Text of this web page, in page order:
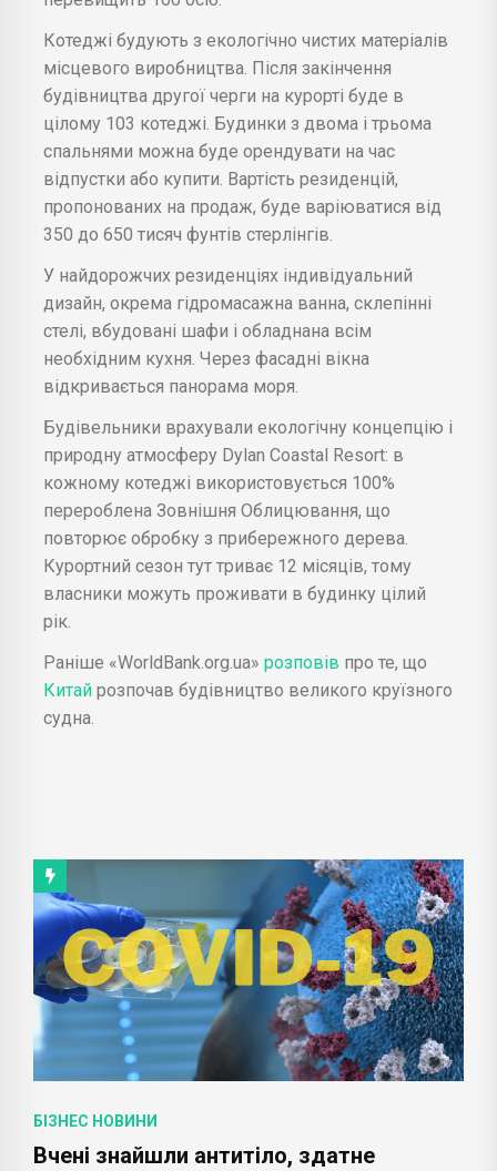
Котеджі будують з екологічно чистих матеріалів
місцевого виробництва. Після закінчення
будівництва другої черги на курорті буде в
цілому 103 котеджі. Будинки з двома і трьома
спальнями можна буде орендувати на час
відпустки або купити. Вартість резиденцій,
пропонованих на продаж, буде варіюватися від
350 до 650 тисяч фунтів стерлінгів.
У найдорожчих резиденціях індивідуальний
дизайн, окрема гідромасажна ванна, склепінні
стелі, вбудовані шафи і обладнана всім
необхідним кухня. Через фасадні вікна
відкривається панорама моря.
Будівельники врахували екологічну концепцію і
природну атмосферу Dylan Coastal Resort: в
кожному котеджі використовується 100%
перероблена Зовнішня Облицювання, що
повторює обробку з прибережного дерева.
Курортний сезон тут триває 12 місяців, тому
власники можуть проживати в будинку цілий
рік.
Раніше «WorldBank.org.ua» розповів про те, що
Китай розпочав будівництво великого круїзного
судна.
БІЗНЕС НОВИНИ
Вчені знайшли антитіло, здатне